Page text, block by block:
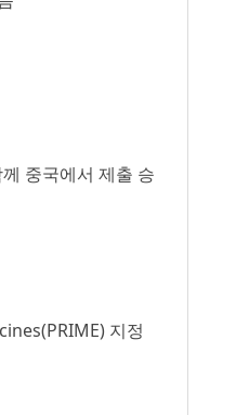
중국에서 제출 승
지정